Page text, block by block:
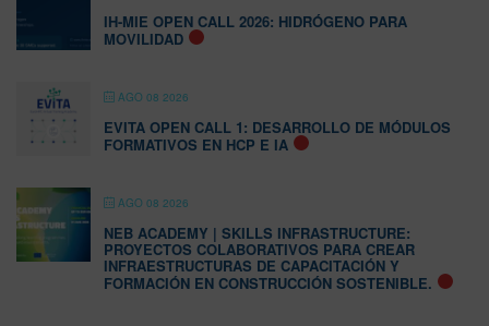
IH-MIE OPEN CALL 2026: HIDRÓGENO PARA
MOVILIDAD
AGO 08 2026
EVITA OPEN CALL 1: DESARROLLO DE MÓDULOS
FORMATIVOS EN HCP E IA
AGO 08 2026
NEB ACADEMY | SKILLS INFRASTRUCTURE:
PROYECTOS COLABORATIVOS PARA CREAR
INFRAESTRUCTURAS DE CAPACITACIÓN Y
FORMACIÓN EN CONSTRUCCIÓN SOSTENIBLE.